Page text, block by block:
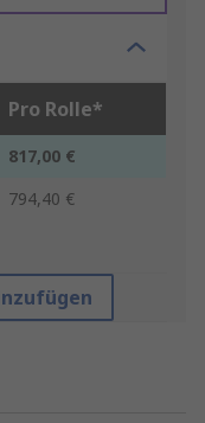
Pro Rolle*
817,00 €
794,40 €